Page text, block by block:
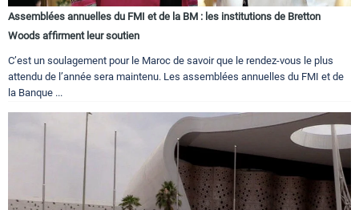
Assemblées annuelles du FMI et de la BM : les institutions de Bretton
Woods affirment leur soutien
C’est un soulagement pour le Maroc de savoir que le rendez-vous le plus
attendu de l’année sera maintenu. Les assemblées annuelles du FMI et de
la Banque ...